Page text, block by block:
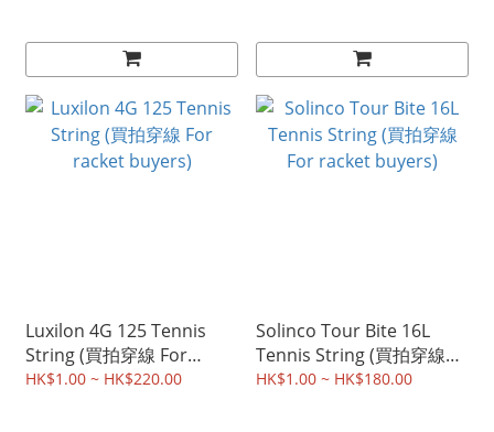
Luxilon 4G 125 Tennis
String (買拍穿線 For
racket buyers)
HK$1.00 ~ HK$220.00
Solinco Tour Bite 16L
Tennis String (買拍穿線
For racket buyers)
HK$1.00 ~ HK$180.00